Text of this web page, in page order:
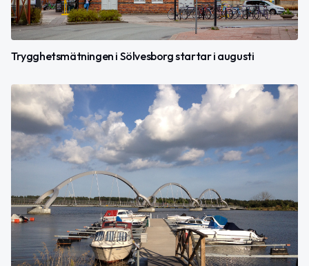
Trygghetsmätningen i Sölvesborg startar i augusti